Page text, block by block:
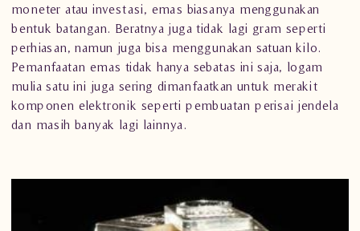
moneter atau investasi, emas biasanya menggunakan
bentuk batangan. Beratnya juga tidak lagi gram seperti
perhiasan, namun juga bisa menggunakan satuan kilo.
Pemanfaatan emas tidak hanya sebatas ini saja, logam
mulia satu ini juga sering dimanfaatkan untuk merakit
komponen elektronik seperti pembuatan perisai jendela
dan masih banyak lagi lainnya.